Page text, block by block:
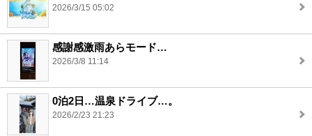
2026/3/15 05:02
感謝感激雨あらモード…
2026/3/8 11:14
0泊2日…温泉ドライブ…。
2026/2/23 21:23